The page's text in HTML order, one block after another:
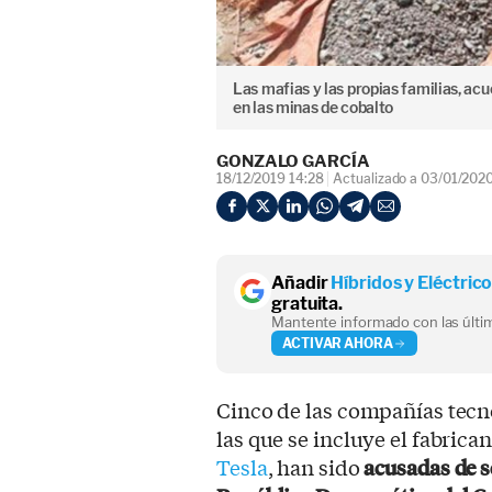
Las mafias y las propias familias,
en las minas de cobalto
GONZALO GARCÍA
18/12/2019 14:28 Actualizado a 03/01/
AñadirHíbridos y
gratuita.
Mantente informado con las
ACTIVAR AHORA
Cinco de las compañías
las que se incluye el
Tesla, han sidoacusadas de